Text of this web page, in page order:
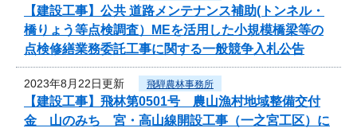
【建設工事】公共 道路メンテナンス補助(トンネル・
橋りょう等点検調査）MEを活用した小規模橋梁等の
点検修繕業務委託工事に関する一般競争入札公告
2023年8月22日更新 飛騨農林事務所
【建設工事】飛林第0501号 農山漁村地域整備交付
金 山のみち 宮・高山線開設工事（一之宮工区）に